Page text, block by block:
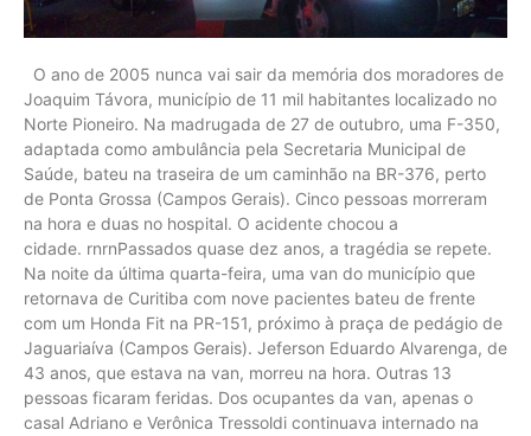
O ano de 2005 nunca vai sair da memória dos moradores de
Joaquim Távora, município de 11 mil habitantes localizado no
Norte Pioneiro. Na madrugada de 27 de outubro, uma F-350,
adaptada como ambulância pela Secretaria Municipal de
Saúde, bateu na traseira de um caminhão na BR-376, perto
de Ponta Grossa (Campos Gerais). Cinco pessoas morreram
na hora e duas no hospital. O acidente chocou a
cidade. rnrnPassados quase dez anos, a tragédia se repete.
Na noite da última quarta-feira, uma van do município que
retornava de Curitiba com nove pacientes bateu de frente
com um Honda Fit na PR-151, próximo à praça de pedágio de
Jaguariaíva (Campos Gerais). Jeferson Eduardo Alvarenga, de
43 anos, que estava na van, morreu na hora. Outras 13
pessoas ficaram feridas. Dos ocupantes da van, apenas o
casal Adriano e Verônica Tressoldi continuava internado na